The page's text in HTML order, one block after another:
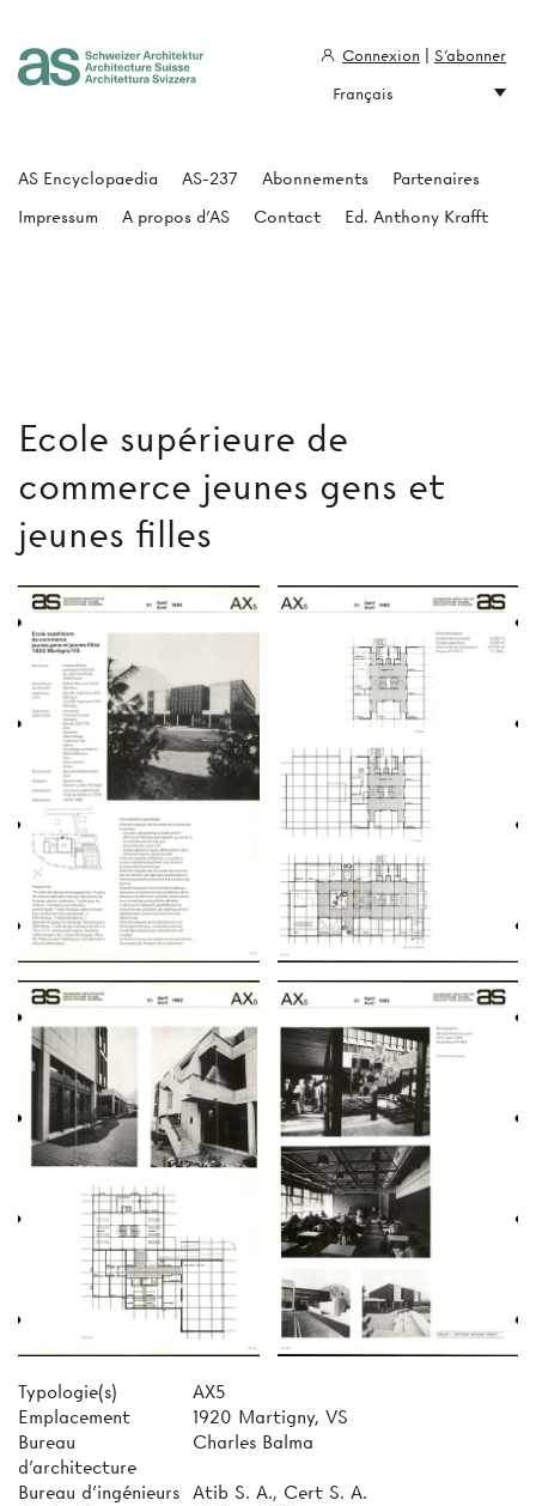
Ecole supérieure de
commerce jeunes gens et
jeunes filles
Typologie(s)
AX5
Emplacement
1920 Martigny, VS
Bureau
d'architecture
Charles Balma
Bureau d'ingénieurs
Atib S. A., Cert S. A.
AS Encyclopaedia AS-237 Abonnements
Partenaires
Impressum
A propos d'AS Contact Ed. Anthony Krafft
Connexion
S'abonner
Français